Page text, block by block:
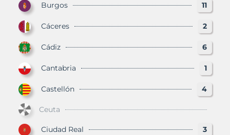
Burgos 11
Cáceres 2
Cádiz 6
Cantabria 1
Castellón 4
Ceuta
Ciudad Real 3